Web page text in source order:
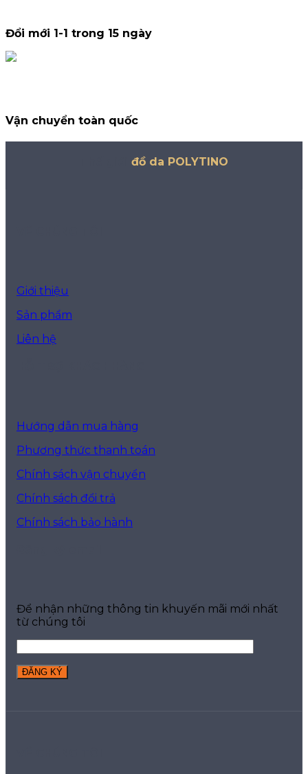
Đổi mới 1-1 trong 15 ngày
Vận chuyển toàn quốc
đồ da POLYTINO
Giới thiệu
Sản phẩm
Liên hệ
Hướng dẫn mua hàng
Phương thức thanh toán
Chính sách vận chuyển
Chính sách đổi trả
Chính sách bảo hành
Để nhận những thông tin khuyến mãi mới nhất
từ chúng tôi